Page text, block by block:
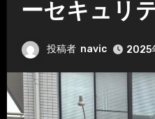
ーセキュリ
投稿者 navic 2025